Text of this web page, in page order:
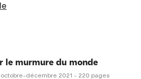
le murmure du monde
octobre-décembre 2021 - 220 pages